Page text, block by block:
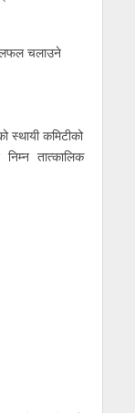
चलाउने
कमिटीको
तात्कालिक